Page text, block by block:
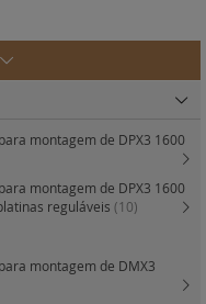
montagem de DPX3 1600
montagem de DPX3 1600
reguláveis (10)
montagem de DMX3